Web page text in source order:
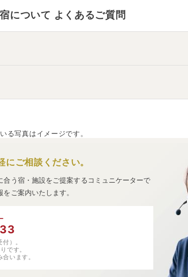
について よくあるご質問
る写真はイメージです。
にご相談ください。
う宿・施設をご提案するコミュニケーターで
ご案内いたします。
）。
です。
います。